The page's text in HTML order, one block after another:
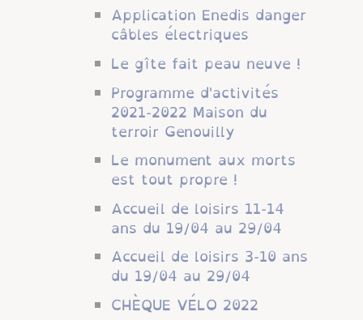
Application Enedis danger
câbles électriques
Le gîte fait peau neuve !
Programme d'activités
2021-2022 Maison du
terroir Genouilly
Le monument aux morts
est tout propre !
Accueil de loisirs 11-14
ans du 19/04 au 29/04
Accueil de loisirs 3-10 ans
du 19/04 au 29/04
CHÈQUE VÉLO 2022